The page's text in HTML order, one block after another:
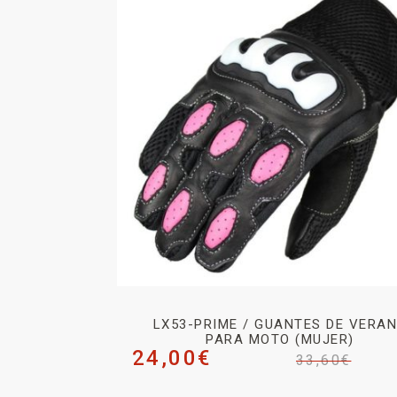
LX53-PRIME / GUANTES DE
PARA MOTO (MUJER)
33,60€
24,00€